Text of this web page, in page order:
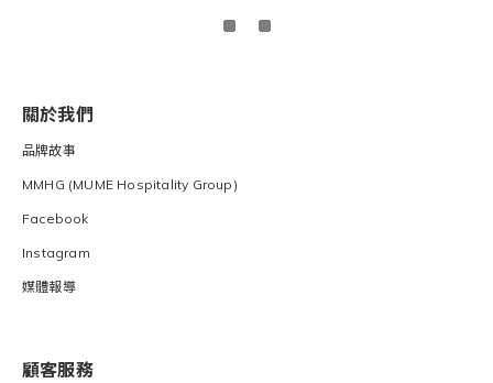
關於我們
品牌故事
MMHG (MUME Hospitality Group)
Facebook
Instagram
媒體報導
顧客服務